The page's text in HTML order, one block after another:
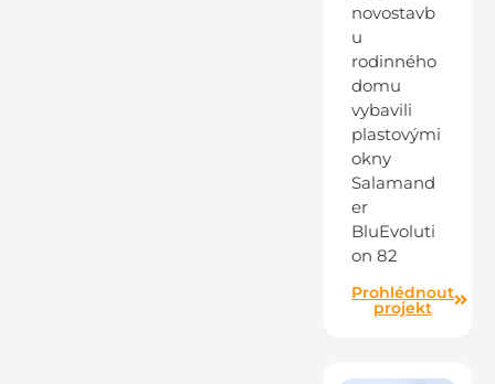
novostavb
u
rodinného
domu
vybavili
plastovými
okny
Salamand
er
BluEvoluti
on 82
Prohlédnout
projekt